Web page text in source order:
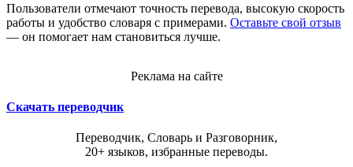
Пользователи отмечают точность перевода, высокую скорость
работы и удобство словаря с примерами. Оставьте свой отзыв
— он помогает нам становиться лучше.
Реклама на сайте
Скачать переводчик
Переводчик, Словарь и Разговорник,
20+ языков, избранные переводы.